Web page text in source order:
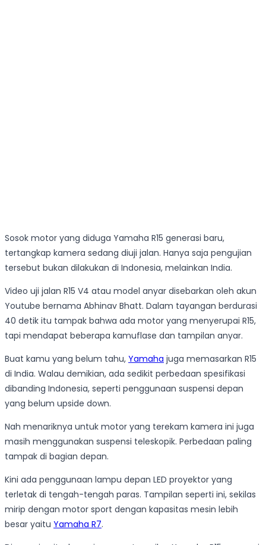
Sosok motor yang diduga Yamaha R15 generasi baru,
tertangkap kamera sedang diuji jalan. Hanya saja pengujian
tersebut bukan dilakukan di Indonesia, melainkan India.
Video uji jalan R15 V4 atau model anyar disebarkan oleh akun
Youtube bernama Abhinav Bhatt. Dalam tayangan berdurasi
40 detik itu tampak bahwa ada motor yang menyerupai R15,
tapi mendapat beberapa kamuflase dan tampilan anyar.
Buat kamu yang belum tahu, Yamaha juga memasarkan R15
di India. Walau demikian, ada sedikit perbedaan spesifikasi
dibanding Indonesia, seperti penggunaan suspensi depan
yang belum upside down.
Nah menariknya untuk motor yang terekam kamera ini juga
masih menggunakan suspensi teleskopik. Perbedaan paling
tampak di bagian depan.
Kini ada penggunaan lampu depan LED proyektor yang
terletak di tengah-tengah paras. Tampilan seperti ini, sekilas
mirip dengan motor sport dengan kapasitas mesin lebih
besar yaitu Yamaha R7.